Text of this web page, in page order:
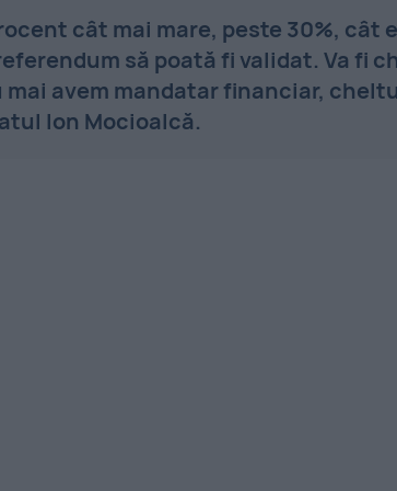
cât mai mare, peste 30%,
să poată fi validat. Va fi
mai avem mandatar financiar,
Ion Mocioalcă.